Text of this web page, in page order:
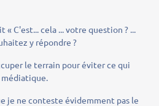
« C'est... cela ... votre question ? ...
y répondre ?
le terrain pour éviter ce qui
je ne conteste évidemment pas le